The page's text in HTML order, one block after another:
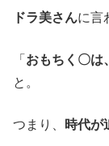
ドラ美さんに言
「 おもちく〇は
と。
つまり、 時代が